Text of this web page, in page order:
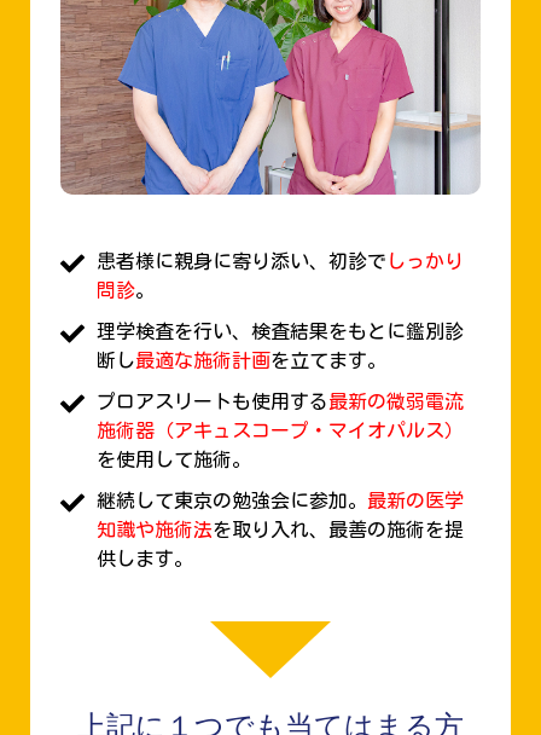
患者様に親身に寄り添い、初診で しっかり
問診。
理学検査を行い、検査結果をもとに鑑別診
断し最適な施術計画を立てます。
プロアスリートも使用する最新の微弱電流
施術器（アキュスコープ・マイオパルス）
を使用して施術。
継続して東京の勉強会に参加。 最新の医学
知識や施術法を取り入れ、最善の施術を提
供します。
上記に１つでも当てはまる方